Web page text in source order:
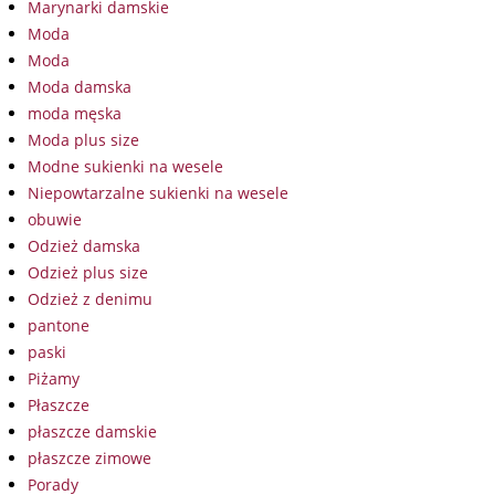
Marynarki damskie
Moda
Moda
Moda damska
moda męska
Moda plus size
Modne sukienki na wesele
Niepowtarzalne sukienki na wesele
obuwie
Odzież damska
Odzież plus size
Odzież z denimu
pantone
paski
Piżamy
Płaszcze
płaszcze damskie
płaszcze zimowe
Porady